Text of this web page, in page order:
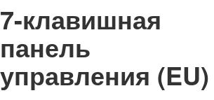
7-клавишная
панель
управления (EU)